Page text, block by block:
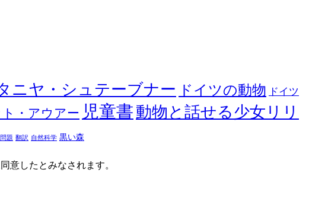
ニヤ・シュテーブナー ドイツの動物 ドイツ
・アウアー 児童書 動物と話せる少女リリ
題 翻訳 自然科学 黒い森
意したとみなされます。